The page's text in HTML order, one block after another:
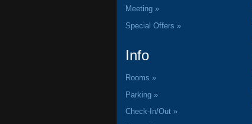
Meeting »
Special Offers »
Info
Rooms »
Parking »
Check-In/Out »